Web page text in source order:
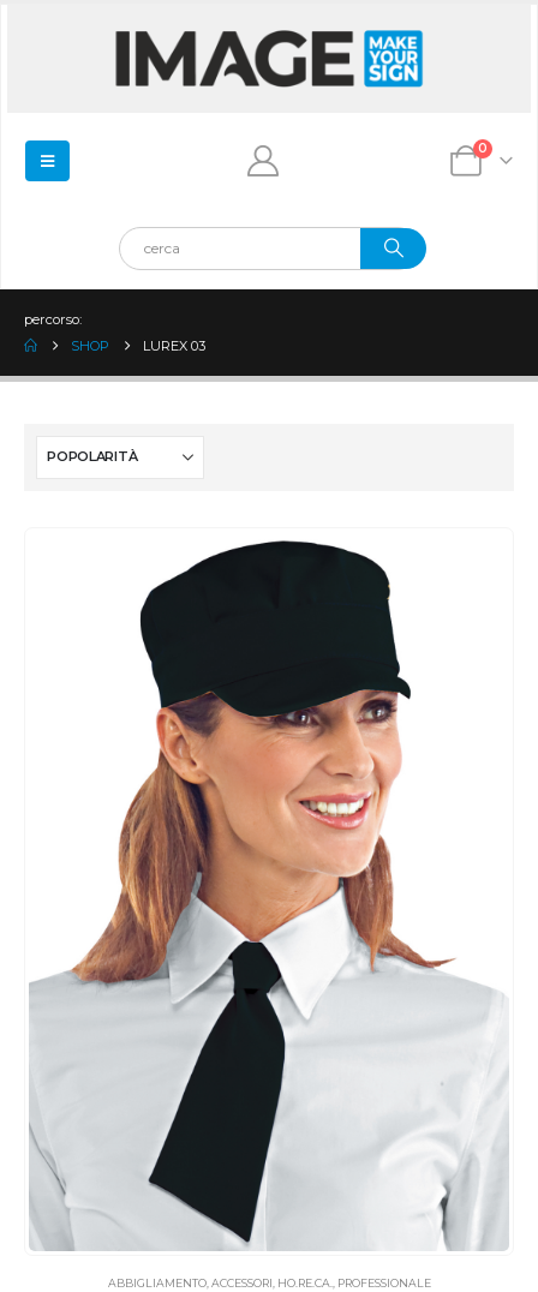
0
percorso:
SHOP
LUREX 03
ABBIGLIAMENTO,ACCESSORI, HO.RE.CA., PROFESSIONALE